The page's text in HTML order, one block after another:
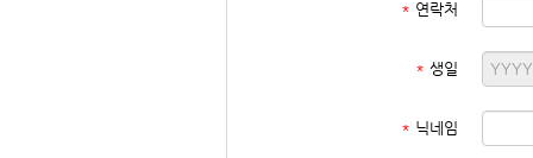
* 연락처
* 생일
* 닉네임